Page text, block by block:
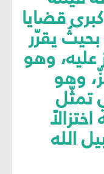
قضايا
يقرّر
عليه، وهو
وهو
تمثّل
ﷲ